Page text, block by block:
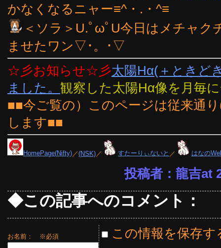
かなくなるニャー≡^・.・^≡
＜ソラ＞U.ﾟωﾟU今日はメチャク
ませたワン▽･。･▽
☆彡お知らせ☆彡太陽Hα(＋ときど
ました。 観察した太陽Hα像を月毎
■■今ご覧の）このページは従来通
します■■
HomePage(Nifty) ／(NSK) ／ すたーりぃないと ／ はなの
投稿者：龍吉at
◆この記事へのコメント：
お名前： ※必須 この情報を保存す